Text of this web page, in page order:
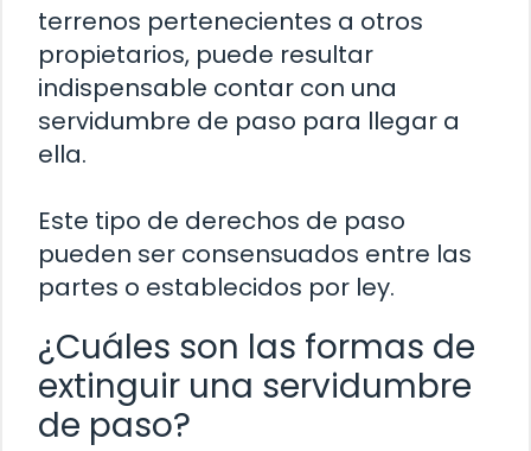
terrenos pertenecientes a otros
propietarios, puede resultar
indispensable contar con una
servidumbre de paso para llegar a
ella.
Este tipo de derechos de paso
pueden ser consensuados entre las
partes o establecidos por ley.
¿Cuáles son las formas de
extinguir una servidumbre
de paso?